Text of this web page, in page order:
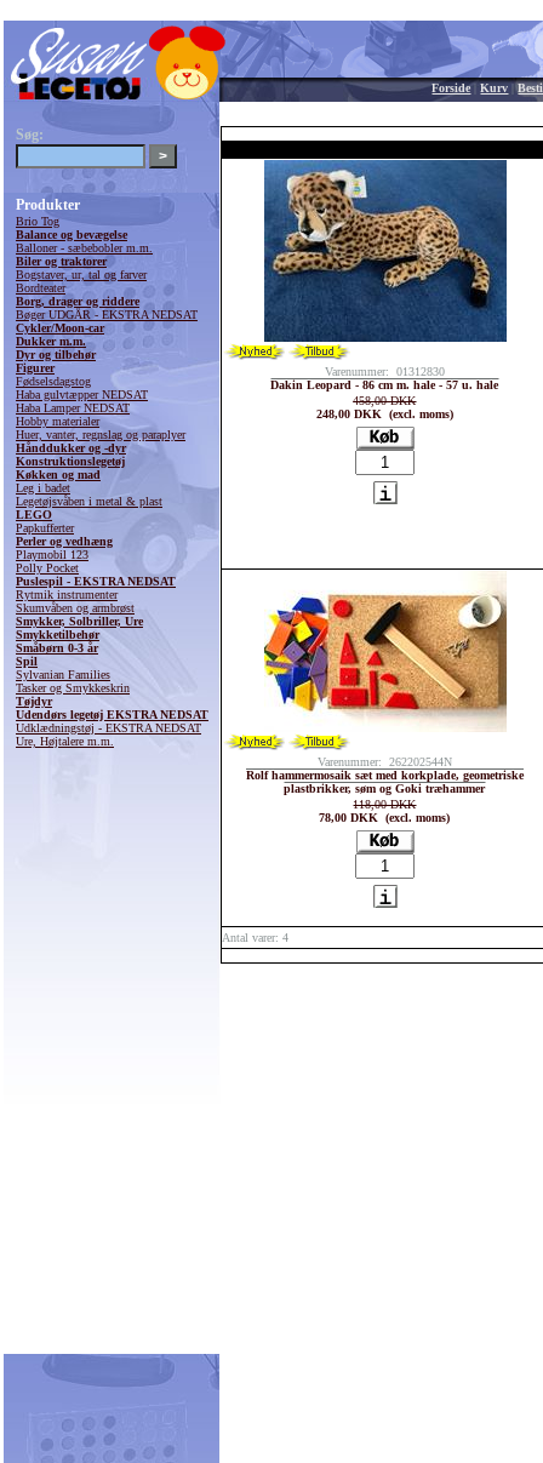
Forside|Kurv |
Søg:
Produkter
Brio Tog
Balance og bevægelse
Balloner - sæbebobler m.m.
Biler og traktorer
Bogstaver, ur, tal og farver
Bordteater
Borg, drager og riddere
Bøger UDGÅR - EKSTRA NEDSAT
Cykler/Moon-car
Dukker m.m.
Dyr og tilbehør
Figurer
Fødselsdagstog
Haba gulvtæpper NEDSAT
Haba Lamper NEDSAT
Hobby materialer
Huer, vanter, regnslag og paraplyer
Hånddukker og -dyr
Konstruktionslegetøj
Køkken og mad
Leg i badet
Legetøjsvåben i metal & plast
LEGO
Papkufferter
Perler og vedhæng
Playmobil 123
Polly Pocket
Puslespil - EKSTRA NEDSAT
Rytmik instrumenter
Skumvåben og armbrøst
Smykker, Solbriller, Ure
Smykketilbehør
Småbørn 0-3 år
Spil
Sylvanian Families
Tasker og Smykkeskrin
Tøjdyr
Udendørs legetøj EKSTRA NEDSAT
Udklædningstøj - EKSTRA NEDSAT
Ure, Højtalere m.m.
Varenummer: 01312830
Dakin Leopard - 86 cm m. hale - 57 u. hale
458,00 DKK
248,00 DKK (excl. moms)
Varenummer: 262202544N
Rolf hammermosaik sæt med korkplade, geometriske
plastbrikker, søm og Goki træhammer
118,00 DKK
78,00 DKK (excl. moms)
Antal varer: 4